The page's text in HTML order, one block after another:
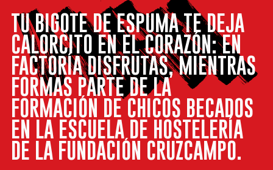
TU BIGOTE DE ESPUMA TE DEJA
CALORCITO EN EL CORAZÓN: EN
FACTORÍA DISFRUTAS, MIENTRAS
FORMAS PARTE DE LA
FORMACIÓN DE CHICOS BECADOS
EN LA ESCUELA DE HOSTELERÍA
DE LA FUNDACIÓN CRUZCAMPO.